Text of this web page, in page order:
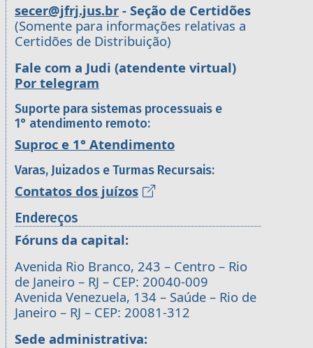
secer@jfrj.jus.br - Seção de Certidões
(Somente para informações relativas a
Certidões de Distribuição)
Fale com a Judi (atendente virtual)
Por telegram
Suporte para sistemas processuais e
1° atendimento remoto:
Suproc e 1° Atendimento
Varas, Juizados e Turmas Recursais:
Contatos dos juízos
Endereços
Fóruns da capital:
Avenida Rio Branco, 243 – Centro – Rio
de Janeiro – RJ – CEP: 20040-009
Avenida Venezuela, 134 – Saúde – Rio de
Janeiro – RJ – CEP: 20081-312
Sede administrativa: